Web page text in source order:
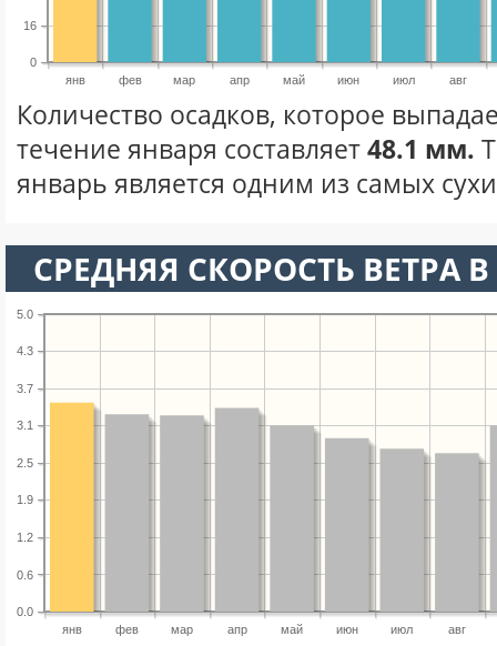
янв фев мар апр май июн июл авг
0
16
Количество осадков, которое
течение января составляет48.1 мм.
январь является одним из самых
СРЕДНЯЯ СКОРОСТЬ ВЕТРА
янв фев мар апр май июн июл авг
0.0
0.6
1.2
1.9
2.5
3.1
3.7
4.3
5.0